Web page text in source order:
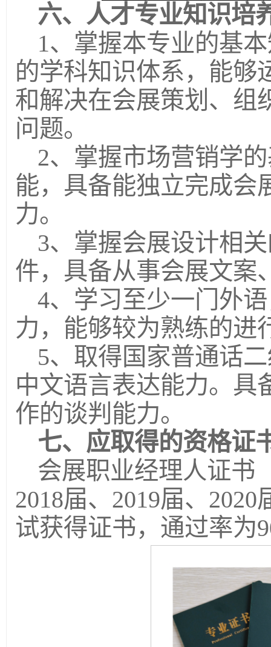
六、人才专业知识培
1、掌握本专业的基
的学科知识体系，能够
和解决在会展策划、组
问题。
2、掌握市场营销学
能，具备能独立完成会
力。
3、掌握会展设计相
件，具备从事会展文案
4、学习至少一门外
力，能够较为熟练的进
5、取得国家普通话
中文语言表达能力。具
作的谈判能力。
七、应取得的资格证
会展职业经理人证书
2018届、2019届、
试获得证书，通过率为